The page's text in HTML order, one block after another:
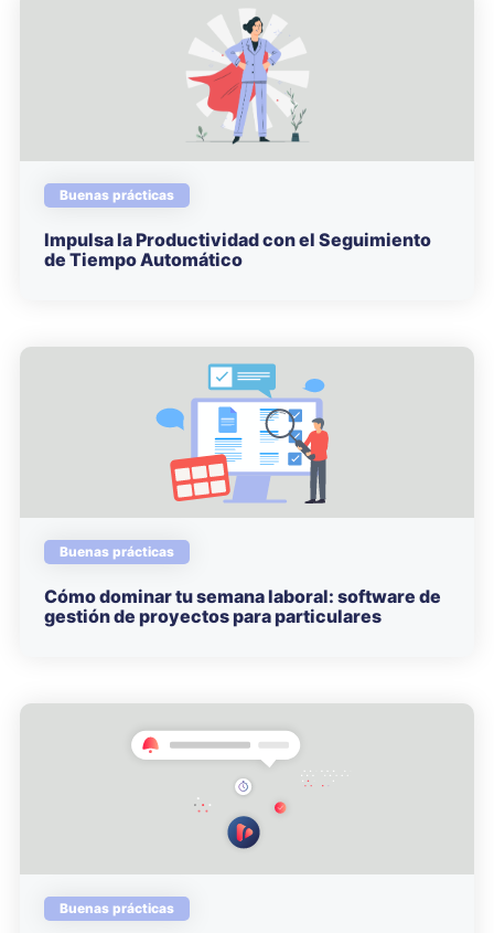
Buenas prácticas
Impulsa la Productividad con el Seguimiento
de Tiempo Automático
Buenas prácticas
Cómo dominar tu semana laboral: software de
gestión de proyectos para particulares
Buenas prácticas